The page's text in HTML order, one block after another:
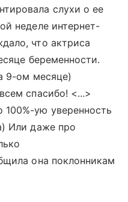
слухи о ее
неделе интернет-
что актриса
беременности.
9-ом месяце)
спасибо! <...>
ую уверенность
Или даже про
она поклонникам